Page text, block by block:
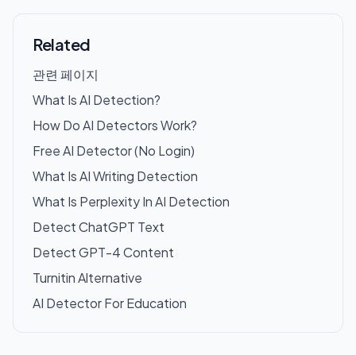
Related
관련 페이지
What Is AI Detection?
How Do AI Detectors Work?
Free AI Detector (No Login)
What Is AI Writing Detection
What Is Perplexity In AI Detection
Detect ChatGPT Text
Detect GPT-4 Content
Turnitin Alternative
AI Detector For Education